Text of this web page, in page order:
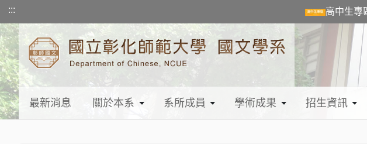
跳到主要內容
::: 高中生專
最新消息 關於本系 系所成員 學術成果 招生資訊